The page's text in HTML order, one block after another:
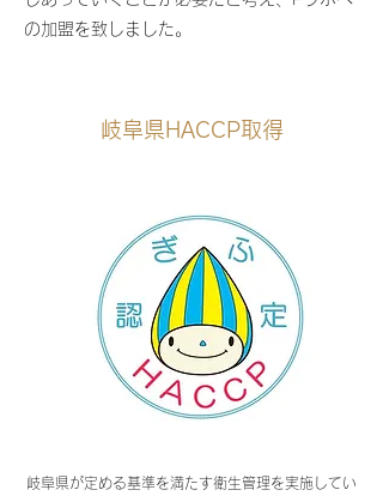
の加盟を致しました。
岐阜県HACCP取得
岐阜県が定める基準を満たす衛生管理を実施してい